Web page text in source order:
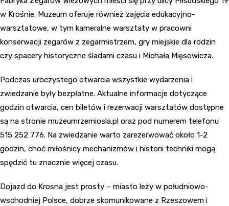
w Krośnie. Muzeum oferuje również zajęcia edukacyjno-
warsztatowe, w tym kameralne warsztaty w pracowni
konserwacji zegarów z zegarmistrzem, gry miejskie dla rodzin
czy spacery historyczne śladami czasu i Michała Mięsowicza.
Podczas uroczystego otwarcia wszystkie wydarzenia i
zwiedzanie były bezpłatne. Aktualne informacje dotyczące
godzin otwarcia, cen biletów i rezerwacji warsztatów dostępne
są na stronie muzeumrzemiosla.pl oraz pod numerem telefonu
515 252 776. Na zwiedzanie warto zarezerwować około 1-2
godzin, choć miłośnicy mechanizmów i historii techniki mogą
spędzić tu znacznie więcej czasu.
Dojazd do Krosna jest prosty – miasto leży w południowo-
wschodniej Polsce, dobrze skomunikowane z Rzeszowem i